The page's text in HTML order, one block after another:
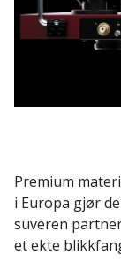
Premium
i Europa gjør
suveren
et ekte